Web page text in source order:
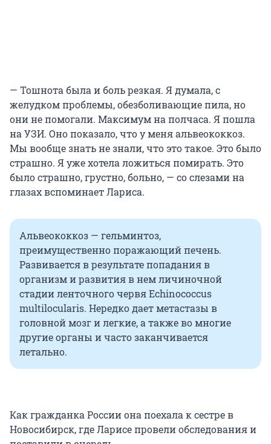
— Тошнота была и боль резкая. Я думала, с
желудком проблемы, обезболивающие пила, но
они не помогали. Максимум на полчаса. Я пошла
на УЗИ. Оно показало, что у меня альвеококкоз.
Мы вообще знать не знали, что это такое. Это было
страшно. Я уже хотела ложиться помирать. Это
было страшно, грустно, больно, — со слезами на
глазах вспоминает Лариса.
Альвеококкоз — гельминтоз,
преимущественно поражающий печень.
Развивается в результате попадания в
организм и развития в нем личиночной
стадии ленточного червя Echinococcus
multilocularis. Нередко дает метастазы в
головной мозг и легкие, а также во многие
другие органы и часто заканчивается
летально.
Как гражданка России она поехала к сестре в
Новосибирск, где Ларисе провели обследования и